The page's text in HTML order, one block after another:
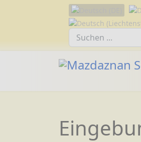
Sprache auswählen
Suchfeld